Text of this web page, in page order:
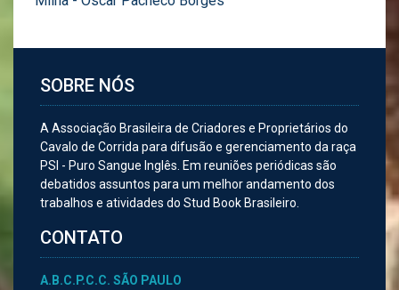
SOBRE NÓS
A Associação Brasileira de Criadores e Proprietários do
Cavalo de Corrida para difusão e gerenciamento da raça
PSI - Puro Sangue Inglês. Em reuniões periódicas são
debatidos assuntos para um melhor andamento dos
trabalhos e atividades do Stud Book Brasileiro.
CONTATO
A.B.C.P.C.C. SÃO PAULO